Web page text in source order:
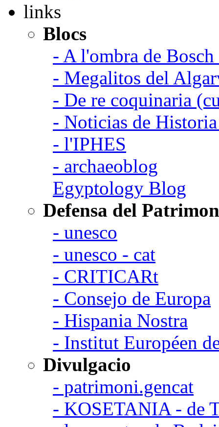
links
Blocs
- A l'ombra de
- Megalitos del
- De re coquinaria
- Noticias de
- l'IPHES
- archaeoblog
Egyptology Blog
Defensa del
- unesco
- unesco - cat
- CRITICARt
- Consejo de Europa
- Hispania Nostra
- Institut Européen
Divulgacio
- patrimoni.gencat
- KOSETANIA - de